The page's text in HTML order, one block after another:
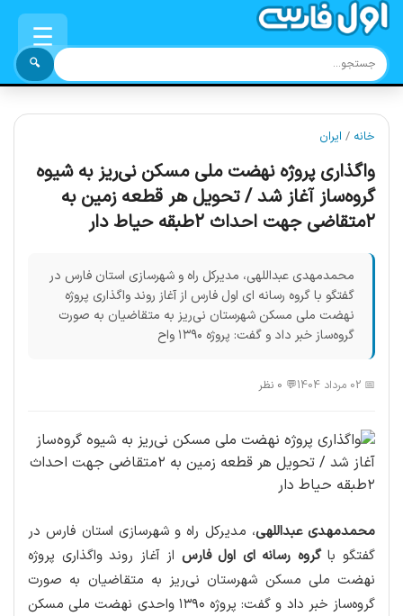
☰
🔍
خانه / ایران
واگذاری پروژه نهضت ملی مسکن نی‌ریز به شیوه
گروه‌ساز آغاز شد / تحویل هر قطعه زمين به
٢متقاضي جهت احداث ٢طبقه حياط دار
محمدمهدی عبداللهی، مدیرکل راه و شهرسازی استان فارس در
گفتگو با گروه رسانه ای اول فارس از آغاز روند واگذاری پروژه
نهضت ملی مسکن شهرستان نی‌ریز به متقاضیان به صورت
گروه‌ساز خبر داد و گفت: پروژه ۱۳۹۰ واح
📅 02 مرداد 1404 💬 0 نظر
محمدمهدی عبداللهی، مدیرکل راه و شهرسازی استان فارس در
گفتگو باگروه رسانه ای اول فارس از آغاز روند واگذاری پروژه
نهضت ملی مسکن شهرستان نی‌ریز به متقاضیان به صورت
گروه‌ساز خبر داد و گفت: پروژه ۱۳۹۰ واحدی نهضت ملی مسکن